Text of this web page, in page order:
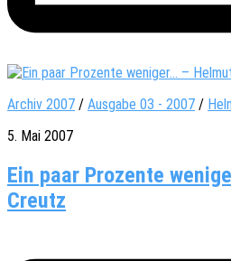
Archiv 2007 / Ausgabe 03 - 2007 /
5. Mai 2007
Ein paar Prozente
Creutz